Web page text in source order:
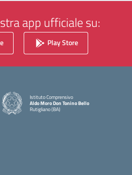
app ufficiale su:
Play Store
Istituto Comprensivo
Aldo Moro Don Tonino Bello
Rutigliano (BA)
— Visita la pagina iniziale della scuola